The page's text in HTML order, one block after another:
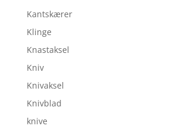
Kantskærer
Klinge
Knastaksel
Kniv
Knivaksel
Knivblad
knive